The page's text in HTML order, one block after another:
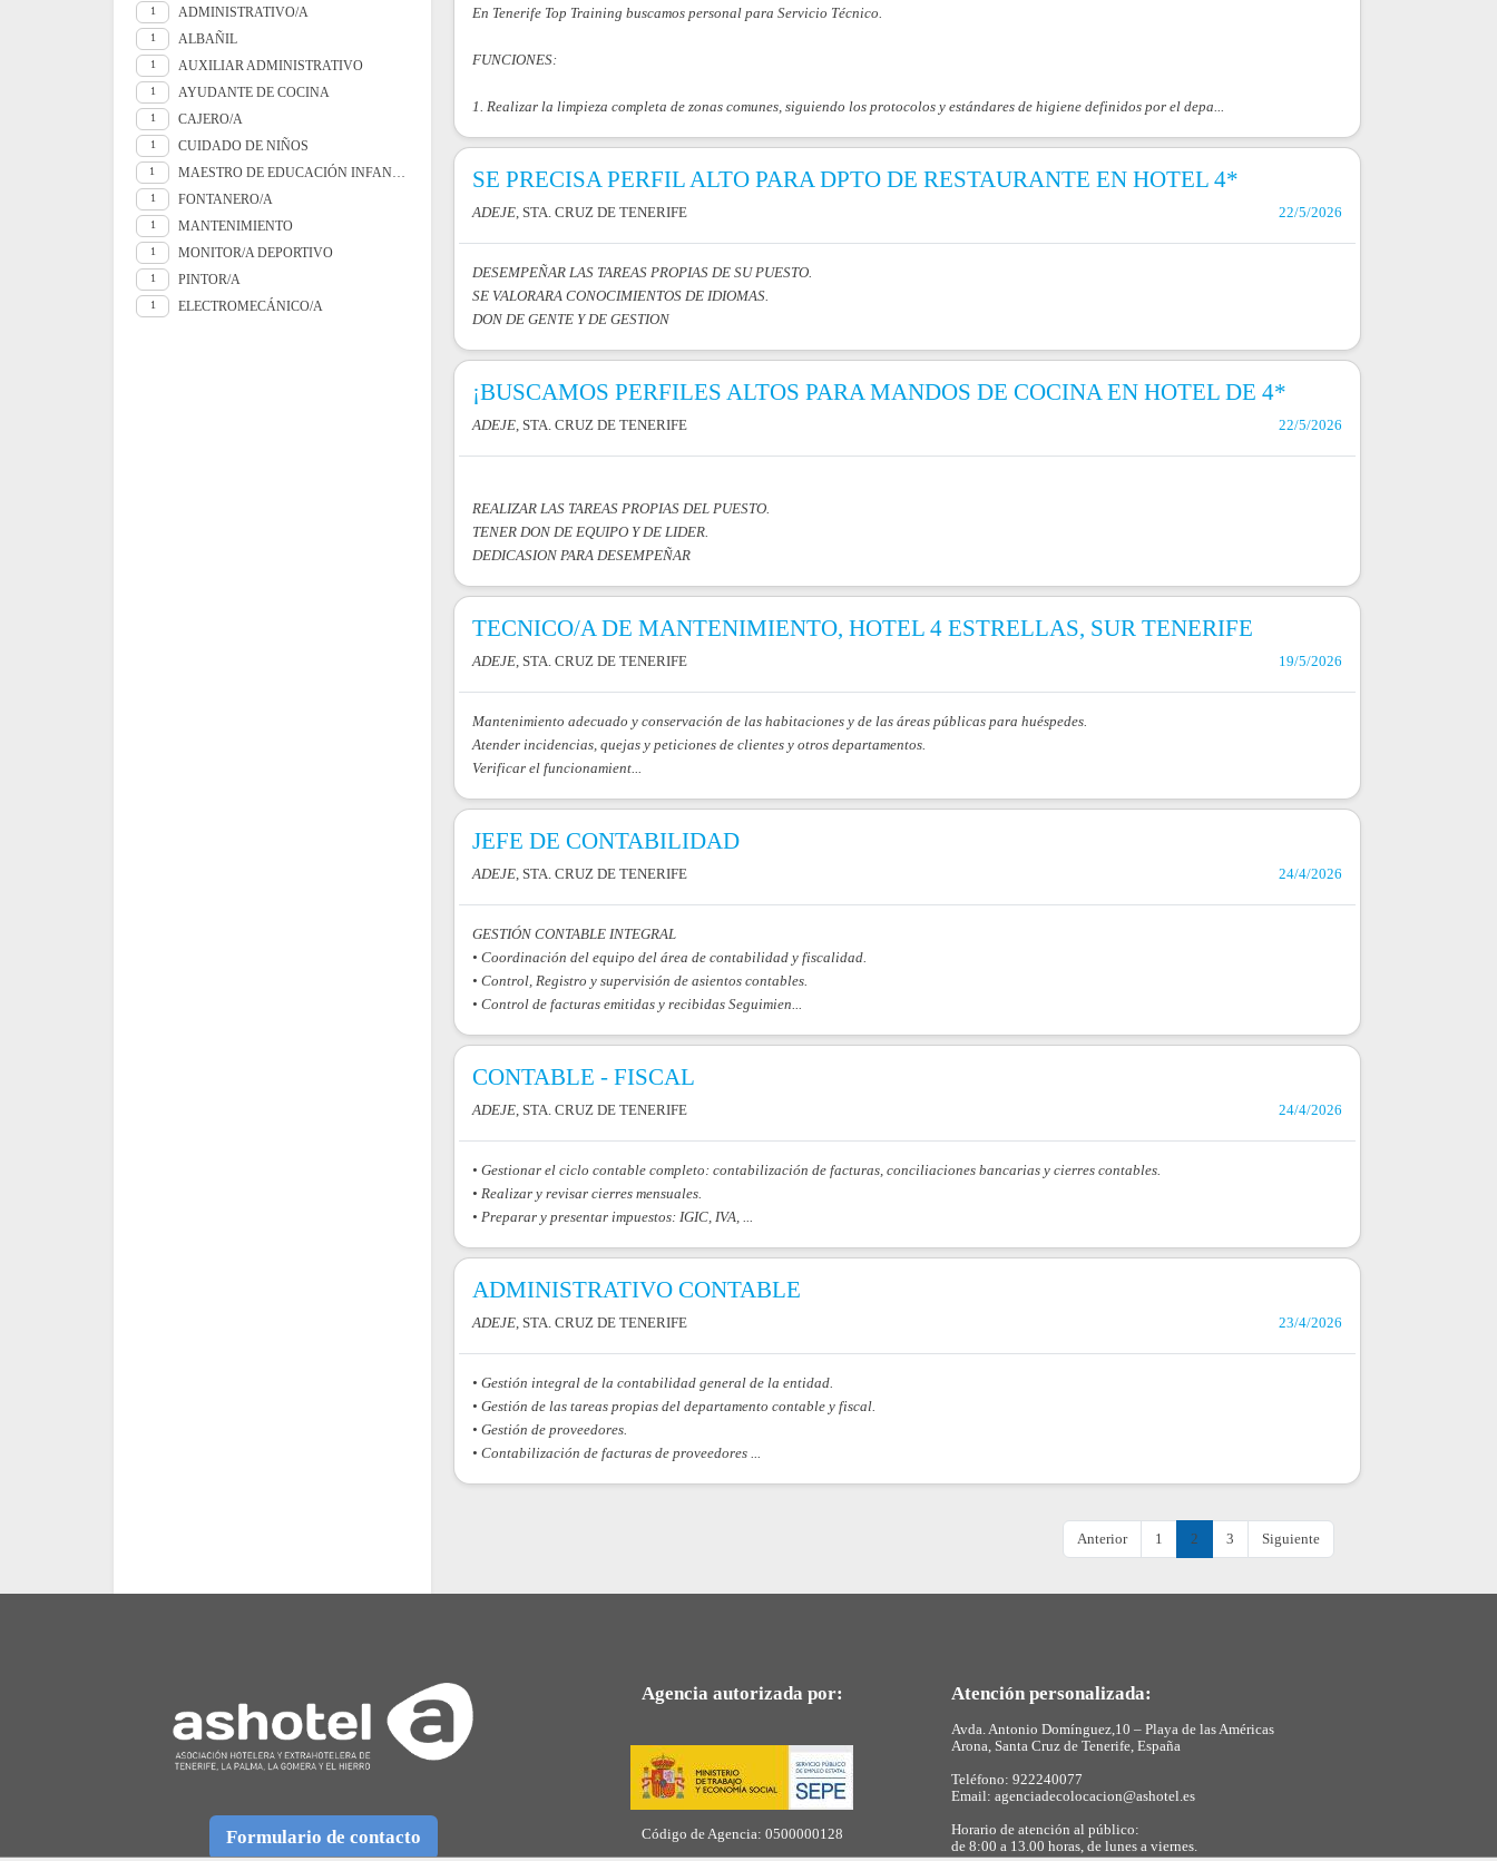
1 ADMINISTRATIVO/A
1 ALBAÑIL
1 AUXILIAR ADMINISTRATIVO
1 AYUDANTE DE COCINA
1 CAJERO/A
1 CUIDADO DE NIÑOS
1 MAESTRO DE EDUCACIÓN INFANTIL
1 FONTANERO/A
1 MANTENIMIENTO
1 MONITOR/A DEPORTIVO
1 PINTOR/A
1 ELECTROMECÁNICO/A
En Tenerife Top Training buscamos personal para Servicio Técnico.
FUNCIONES:
1. Realizar la limpieza completa de zonas comunes, siguiendo los protocolos y estándares de higiene definidos por el depa...
SE PRECISA PERFIL ALTO PARA DPTO DE RESTAURANTE EN HOTEL 4*
ADEJE, STA. CRUZ DE TENERIFE 22/5/2026
DESEMPEÑAR LAS TAREAS PROPIAS DE SU PUESTO.
SE VALORARA CONOCIMIENTOS DE IDIOMAS.
DON DE GENTE Y DE GESTION
¡BUSCAMOS PERFILES ALTOS PARA MANDOS DE COCINA EN HOTEL DE 4*
ADEJE, STA. CRUZ DE TENERIFE 22/5/2026
REALIZAR LAS TAREAS PROPIAS DEL PUESTO.
TENER DON DE EQUIPO Y DE LIDER.
DEDICASION PARA DESEMPEÑAR
TECNICO/A DE MANTENIMIENTO, HOTEL 4 ESTRELLAS, SUR TENERIFE
ADEJE, STA. CRUZ DE TENERIFE 19/5/2026
Mantenimiento adecuado y conservación de las habitaciones y de las áreas públicas para huéspedes.
Atender incidencias, quejas y peticiones de clientes y otros departamentos.
Verificar el funcionamient...
JEFE DE CONTABILIDAD
ADEJE, STA. CRUZ DE TENERIFE 24/4/2026
GESTIÓN CONTABLE INTEGRAL
• Coordinación del equipo del área de contabilidad y fiscalidad.
• Control, Registro y supervisión de asientos contables.
• Control de facturas emitidas y recibidas Seguimien...
CONTABLE - FISCAL
ADEJE, STA. CRUZ DE TENERIFE 24/4/2026
• Gestionar el ciclo contable completo: contabilización de facturas, conciliaciones bancarias y cierres contables.
• Realizar y revisar cierres mensuales.
• Preparar y presentar impuestos: IGIC, IVA, ...
ADMINISTRATIVO CONTABLE
ADEJE, STA. CRUZ DE TENERIFE 23/4/2026
• Gestión integral de la contabilidad general de la entidad.
• Gestión de las tareas propias del departamento contable y fiscal.
• Gestión de proveedores.
• Contabilización de facturas de proveedores ...
Anterior 1 2 3 Siguiente
Formulario de contacto
Agencia autorizada por:
Código de Agencia: 0500000128
Atención personalizada:
Avda. Antonio Domínguez,10 – Playa de las Américas
Arona, Santa Cruz de Tenerife, España
Teléfono: 922240077
Email: agenciadecolocacion@ashotel.es
Horario de atención al público:
de 8:00 a 13.00 horas, de lunes a viernes.